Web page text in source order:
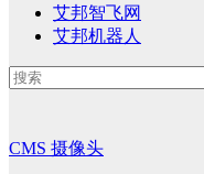
艾邦智飞网
艾邦机器人
CMS 摄像头